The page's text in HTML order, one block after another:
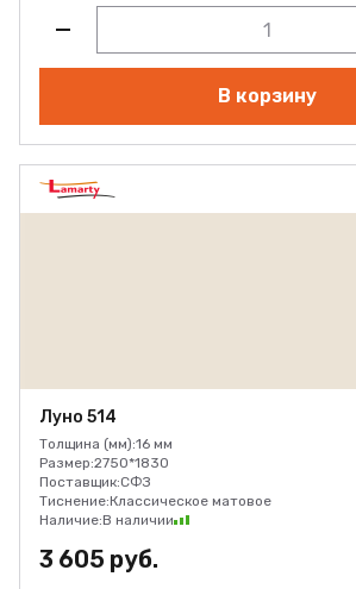
В корзину
Луно 514
Толщина (мм):16 мм
Размер:2750*1830
Поставщик:СФЗ
Тиснение:Классическое матовое
Наличие:В наличии
3 605 руб.